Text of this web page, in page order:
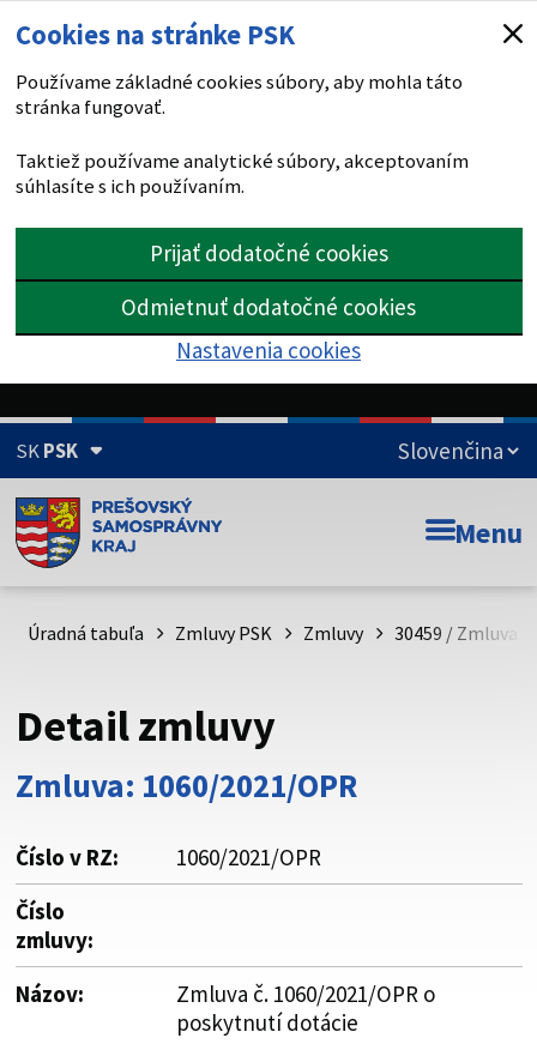
Cookies na stránke PSK
Používame základné cookies súbory, aby mohla táto
stránka fungovať.
Taktiež používame analytické súbory, akceptovaním
súhlasíte s ich používaním.
Prijať dodatočné cookies
Odmietnuť dodatočné cookies
Nastavenia cookies
SKPSK
Doména psk.sk je oficiálna
Toto je oficiálna webová stránka Prešovského
psk.sk.
Buďte pozorní a vždy sa uistite, že zdieľate informácie iba
cez zabezpečenú webovú stránku. Zabezpečená stránka
vždy začína https:// pred názvom domény webového sídla.
Menu
Úradná tabuľa Zmluvy PSK Zmluvy 30459 / Zmluva
Detail zmluvy
Zmluva: 1060/2021/OPR
Číslo v RZ:
1060/2021/OPR
Číslo
zmluvy:
Názov:
Zmluva č. 1060/2021/OPR o
poskytnutí dotácie